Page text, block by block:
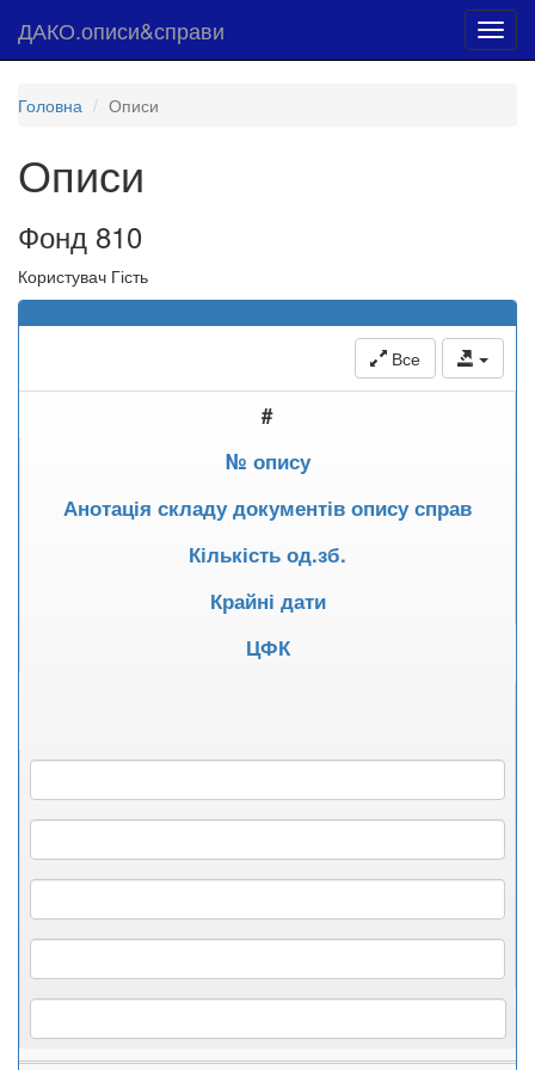
ДАКО.описи&справи
Головна Описи
Описи
Фонд 810
Користувач Гість
Все
#
№ опису
Анотація складу документів опису справ
Кількість од.зб.
Крайні дати
ЦФК